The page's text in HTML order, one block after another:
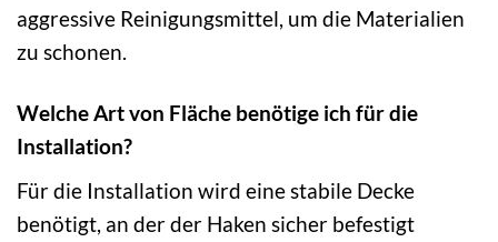
aggressive Reinigungsmittel, um die Materialien
zu schonen.
Welche Art von Fläche benötige ich für die
Installation?
Für die Installation wird eine stabile Decke
benötigt, an der der Haken sicher befestigt